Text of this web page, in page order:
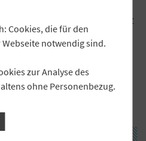
von Kunden nicht
ist auch eine
gegenüber, die sich mit
an ein
Cookies, die für den
notwendig sind.
zur Analyse des
ohne Personenbezug.